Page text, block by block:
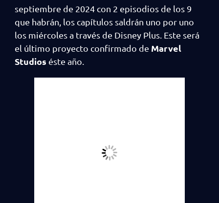
septiembre de 2024 con 2 episodios de los 9
que habrán, los capítulos saldrán uno por uno
los miércoles a través de Disney Plus. Este será
el último proyecto confirmado de Marvel
Studios éste año.